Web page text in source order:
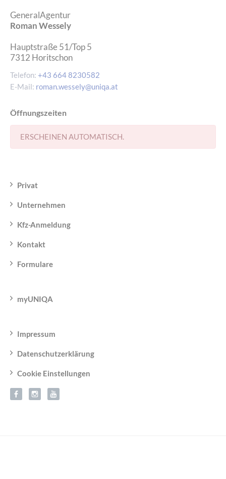
GeneralAgentur
Roman Wessely
Hauptstraße 51/Top 5
7312 Horitschon
Telefon: +43 664 8230582
E-Mail: roman.wessely@uniqa.at
Öffnungszeiten
ERSCHEINEN AUTOMATISCH.
Privat
Unternehmen
Kfz-Anmeldung
Kontakt
Formulare
myUNIQA
Impressum
Datenschutzerklärung
Cookie Einstellungen